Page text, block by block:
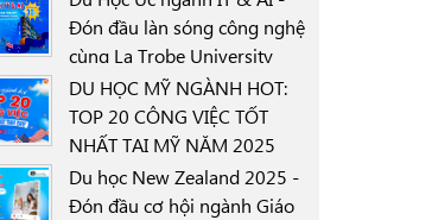
Đón đầu làn sóng công nghệ
cùng La Trobe University
Sydney Campus với học
bổng 30%
0000-00-00
DU HỌC MỸ NGÀNH HOT:
TOP 20 CÔNG VIỆC TỐT
NHẤT TẠI MỸ NĂM 2025
Du học New Zealand 2025 -
Đón đầu cơ hội ngành Giáo